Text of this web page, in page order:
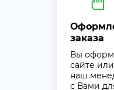
заказа
Вы
сайте
наш
с Вами